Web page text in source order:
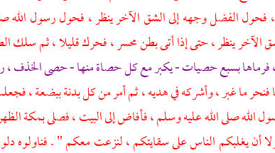
، فحولالفضلوجهه إلى الشق الآخر ينظر ، فحول رسول الله
الآخر ينظر ، حتى إذا أتى بطن محسر ، فحرك قليلا ، ثم سلك
فرماها بسبع حصيات - يكبر مع كل حصاة منها - حصى الخذف ،
فنحر ما غبر ، وأشركه في هديه ، ثم أمر من كل بدنة ببضعة ،
الله صلى الله عليه وسلم ، فأفاض إلى البيت ، فصلىبمكة
أن يغلبكم الناس على سقايتكم ، لنزعت معكم " . فناولوه